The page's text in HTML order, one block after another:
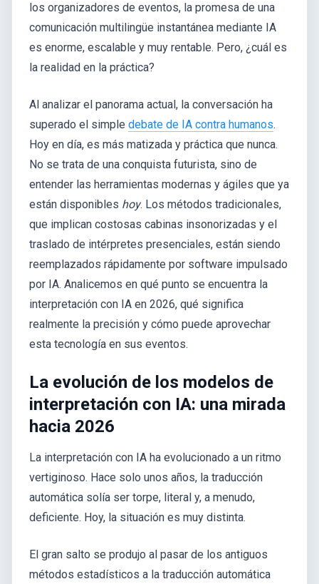
los organizadores de eventos, la promesa de una
comunicación multilingüe instantánea mediante IA
es enorme, escalable y muy rentable. Pero, ¿cuál es
la realidad en la práctica?
Al analizar el panorama actual, la conversación ha
superado el simple debate de IA contra humanos.
Hoy en día, es más matizada y práctica que nunca.
No se trata de una conquista futurista, sino de
entender las herramientas modernas y ágiles que ya
están disponibles hoy. Los métodos tradicionales,
que implican costosas cabinas insonorizadas y el
traslado de intérpretes presenciales, están siendo
reemplazados rápidamente por software impulsado
por IA. Analicemos en qué punto se encuentra la
interpretación con IA en 2026, qué significa
realmente la precisión y cómo puede aprovechar
esta tecnología en sus eventos.
La evolución de los modelos de
interpretación con IA: una mirada
hacia 2026
La interpretación con IA ha evolucionado a un ritmo
vertiginoso. Hace solo unos años, la traducción
automática solía ser torpe, literal y, a menudo,
deficiente. Hoy, la situación es muy distinta.
El gran salto se produjo al pasar de los antiguos
métodos estadísticos a la traducción automática